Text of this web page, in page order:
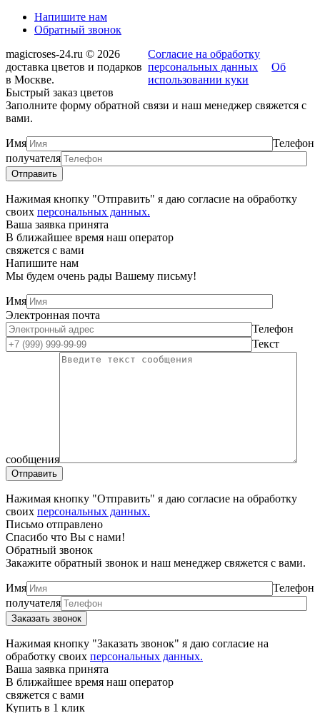
Напишите нам
Обратный звонок
magicroses-24.ru © 2026
доставка цветов и подарков
в Москве.
Согласие на обработку
персональных данных
Об
использовании куки
Быстрый заказ цветов
Заполните форму обратной связи и наш менеджер свяжется с
вами.
Имя
Телефон
получателя
Нажимая кнопку "Отправить" я даю согласие на обработку
своих персональных данных.
Ваша заявка принята
В ближайшее время наш оператор
свяжется с вами
Напишите нам
Мы будем очень рады Вашему письму!
Имя
Электронная почта
Телефон
Текст
сообщения
Нажимая кнопку "Отправить" я даю согласие на обработку
своих персональных данных.
Письмо отправлено
Спасибо что Вы с нами!
Обратный звонок
Закажите обратный звонок и наш менеджер свяжется с вами.
Имя
Телефон
получателя
Нажимая кнопку "Заказать звонок" я даю согласие на
обработку своих персональных данных.
Ваша заявка принята
В ближайшее время наш оператор
свяжется с вами
Купить в 1 клик